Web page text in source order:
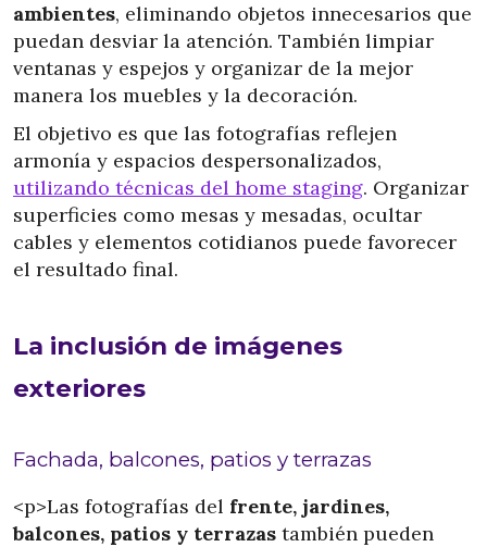
ambientes, eliminando objetos innecesarios que
puedan desviar la atención. También limpiar
ventanas y espejos y organizar de la mejor
manera los muebles y la decoración.
El objetivo es que las fotografías reflejen
armonía y espacios despersonalizados,
utilizando técnicas del home staging. Organizar
superficies como mesas y mesadas, ocultar
cables y elementos cotidianos puede favorecer
el resultado final.
La inclusión de imágenes
exteriores
Fachada, balcones, patios y terrazas
<p>Las fotografías del frente, jardines,
balcones, patios y terrazas también pueden